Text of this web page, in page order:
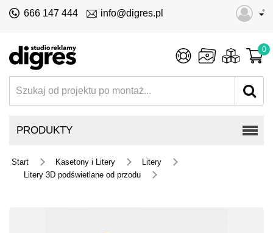
•
666 147 444 info@digres.pl
0
PRODUKTY
Start Kasetony i Litery
Litery
Litery 3D podświetlane od przodu